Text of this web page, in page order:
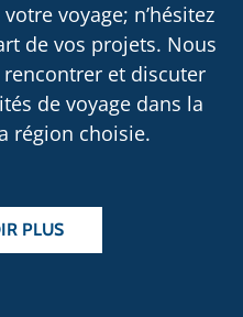
voyage; n’hésitez
de vos projets. Nous
et discuter
de voyage dans la
région choisie.
PLUS